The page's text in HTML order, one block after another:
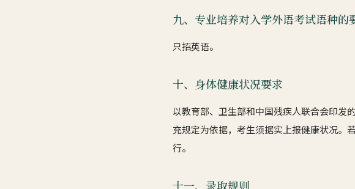
九、专业培养对入学外语考试语种的
只招英语。
十、身体健康状况要求
以教育部、卫生部和中国残疾人联合会印发
充规定为依据，考生须据实上报健康状况。
行。
十一、录取规则